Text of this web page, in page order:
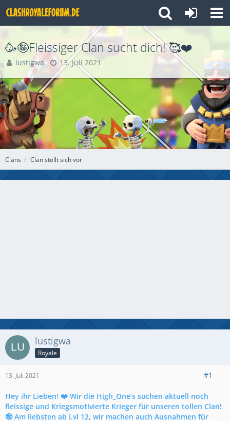
Clans Clan stellt sich vor
🥳🤪Fleissiger Clan sucht dich! 🥰❤️
lustigwa 13. Juli 2021
lustigwa
Royale
13. Juli 2021 #1
Hey ihr Lieben! ❤️ Wir die High_One‘s suchen aktuell noch
fleissige und Kriegsmotivierte Krieger für unseren tollen Clan!
🤪 Am liebsten ab Lvl 12, wir machen auch Ausnahmen für